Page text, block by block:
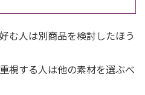
む人は別商品を検討したほう
視する人は他の素材を選ぶべ